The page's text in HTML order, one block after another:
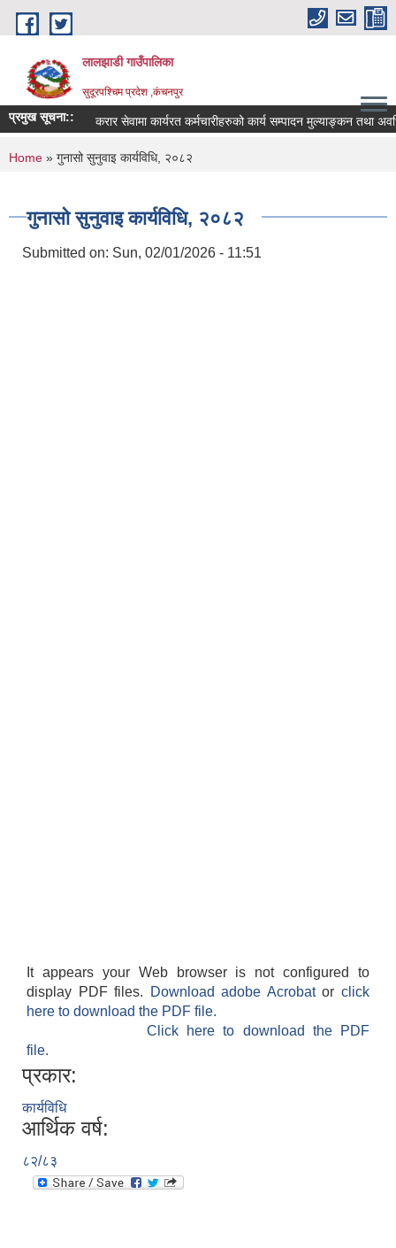
Skip to main content
लालझाडी गाउँपालिका
सुदूरपश्चिम प्रदेश ,कंचनपुर
प्रमुख सूचना:: करार सेवामा कार्यरत कर्मचारीहरुको कार्य सम्पादन मुल्याङ्कन तथा
You are here
Home » गुनासो सुनुवाइ कार्यविधि, २०८२
गुनासो सुनुवाइ कार्यविधि, २०८२
Submitted on: Sun, 02/01/2026 - 11:51
It appears your Web browser is not configured to
display PDF files.
Download adobe Acrobatorclick
here to download the PDF file.
Click here to download the PDF
file.
प्रकार:
कार्यविधि
आर्थिक वर्ष:
८२/८३